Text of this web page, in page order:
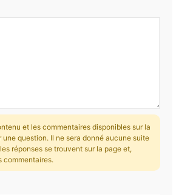
et les commentaires disponibles sur la
une question. Il ne sera donné aucune suite
réponses se trouvent sur la page et,
commentaires.